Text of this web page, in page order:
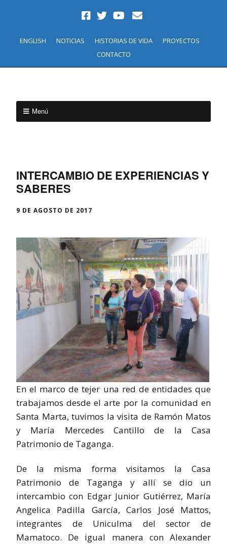
ENGLISH NOTICIAS HISTORIAS DE VIDA
PROYECTOS
CONTACTO
Menú
INTERCAMBIO DE EXPERIENCIAS Y
SABERES
9 DE AGOSTO DE 2017
En el marco de tejer una red de entidades que
trabajamos desde el arte por la comunidad en
Santa Marta, tuvimos la visita de Ramón Matos
y María Mercedes Cantillo de la Casa
Patrimonio de Taganga.
De la misma forma visitamos la Casa
Patrimonio de Taganga y allí se dio un
intercambio con Edgar Junior Gutiérrez, María
Angelica Padilla García, Carlos José Mattos,
integrantes de Uniculma del sector de
Mamatoco. De igual manera con Alexander